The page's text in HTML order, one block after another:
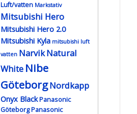
Luft/vatten Markstativ
Mitsubishi Hero
Mitsubishi Hero 2.0
Mitsubishi Kyla mitsubishi luft
vatten NarvikNatural
White Nibe
GöteborgNordkapp
Onyx Black Panasonic
Göteborg Panasonic